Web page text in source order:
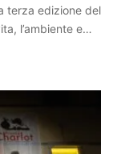
terza edizione del
l’ambiente e…